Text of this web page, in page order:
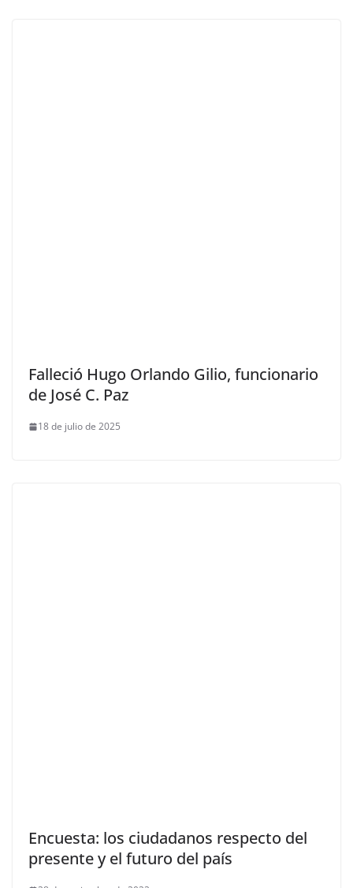
Falleció Hugo Orlando Gilio, funcionario
de José C. Paz
18 de julio de 2025
Encuesta: los ciudadanos respecto del
presente y el futuro del país